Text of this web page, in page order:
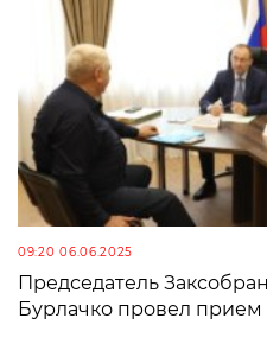
09:20 06.06.2025
Председатель
Бурлачко провел прием